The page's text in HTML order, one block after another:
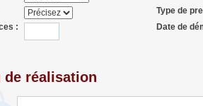
Type de
:
Date de
de réalisation